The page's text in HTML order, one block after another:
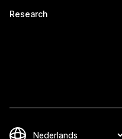
Research